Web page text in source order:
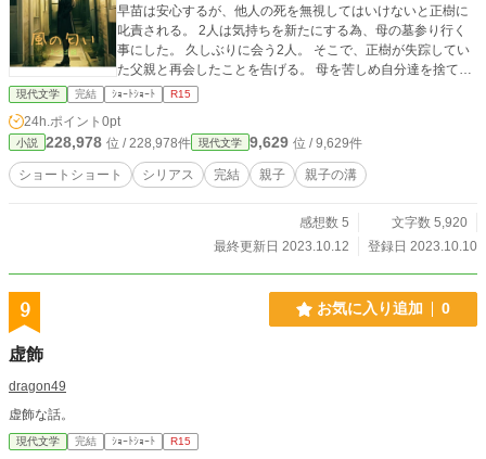
早苗は安心するが、他人の死を無視してはいけないと正樹に
叱責される。 2人は気持ちを新たにする為、母の墓参り行く
事にした。 久しぶりに会う2人。 そこで、正樹が失踪してい
た父親と再会したことを告げる。 母を苦しめ自分達を捨てた
男を、早苗は許せずにいた。だから父親には会わないと、早
苗は正樹に告げる。 しかし、ある日突然、父親が早苗に会い
に来た。 話も聞かず去ろうとする早苗。早苗を引き留めよう
と、父親は強行手段に出る。 そして、同僚であり親友でもあ
る真希がそれに巻き込まれてしまう。 これ以上大切な人を奪
われない為にも、早苗は父親の殺害を決意する──。 ※流血
rt) 使用モデル：AbyssOrangeMixV3
現代文学 完結 ｼｮｰﾄｼｮｰﾄ R15
24h.ポイント 0pt
小説 228,978 位 / 228,978件 現代文学 9,629 位 / 9,629件
ショートショート シリアス 完結 親子 親子の溝
感想数 5
文字数 5,920
最終更新日 2023.10.12
登録日 2023.10.10
9 お気に入り追加 0
虚飾
dragon49
虚飾な話。
現代文学 完結 ｼｮｰﾄｼｮｰﾄ R15